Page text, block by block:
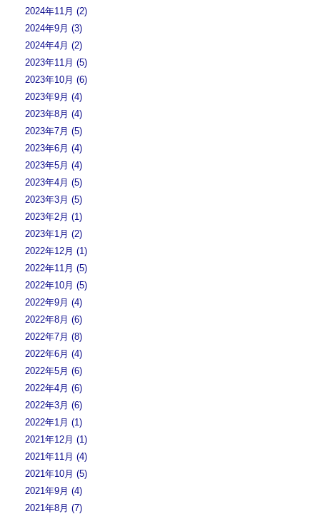
2024年11月 (2)
2024年9月 (3)
2024年4月 (2)
2023年11月 (5)
2023年10月 (6)
2023年9月 (4)
2023年8月 (4)
2023年7月 (5)
2023年6月 (4)
2023年5月 (4)
2023年4月 (5)
2023年3月 (5)
2023年2月 (1)
2023年1月 (2)
2022年12月 (1)
2022年11月 (5)
2022年10月 (5)
2022年9月 (4)
2022年8月 (6)
2022年7月 (8)
2022年6月 (4)
2022年5月 (6)
2022年4月 (6)
2022年3月 (6)
2022年1月 (1)
2021年12月 (1)
2021年11月 (4)
2021年10月 (5)
2021年9月 (4)
2021年8月 (7)